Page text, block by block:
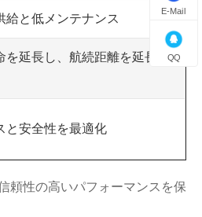
給と低メンテナンス
を延長し、航続距離を延長し
と安全性を最適化
頼性の高いパフォーマンスを保
E-Mail
QQ